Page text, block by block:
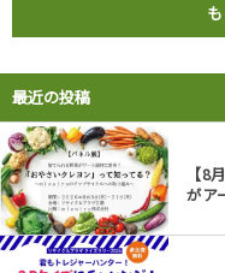
最近の投稿
【8
がア